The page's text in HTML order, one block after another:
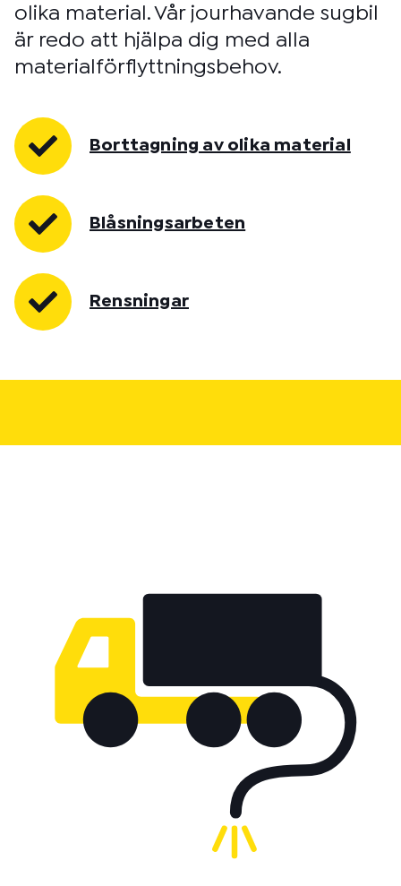
olika material. Vår jourhavande sugbil
är redo att hjälpa dig med alla
materialförflyttningsbehov.
Borttagning av olika material
Blåsningsarbeten
Rensningar